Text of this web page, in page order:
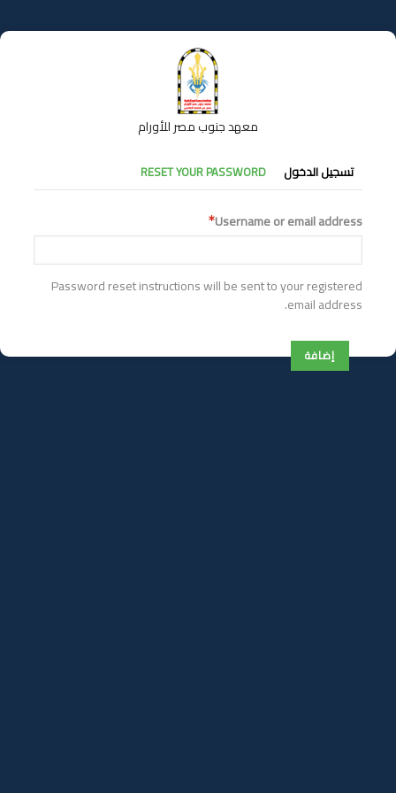
إلى
المحتوى
معهد جنوب مصر للأورام
التبويبات
الأساسية
تسجيل الدخول RESET YOUR PASSWORD
Username or email address
Password reset instructions will be sent to your registered
email address.